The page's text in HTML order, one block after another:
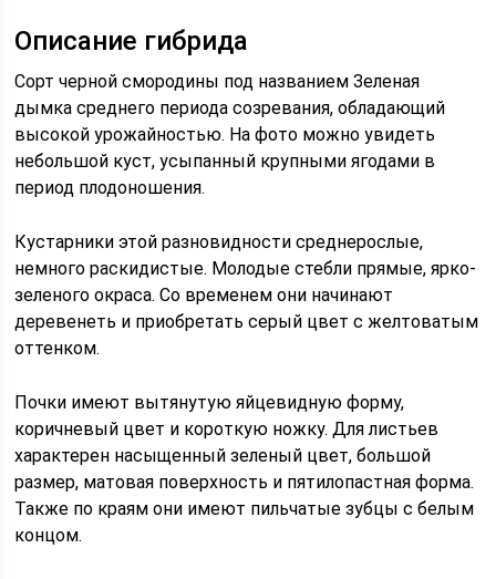
Описание гибрида
Сорт черной смородины под названием Зеленая
дымка среднего периода созревания, обладающий
высокой урожайностью. На фото можно увидеть
небольшой куст, усыпанный крупными ягодами в
период плодоношения.
Кустарники этой разновидности среднерослые,
немного раскидистые. Молодые стебли прямые, ярко-
зеленого окраса. Со временем они начинают
деревенеть и приобретать серый цвет с желтоватым
оттенком.
Почки имеют вытянутую яйцевидную форму,
коричневый цвет и короткую ножку. Для листьев
характерен насыщенный зеленый цвет, большой
размер, матовая поверхность и пятилопастная форма.
Также по краям они имеют пильчатые зубцы с белым
концом.